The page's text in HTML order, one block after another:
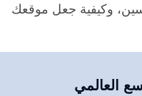
وكيفية جعل موقعك
العالمي